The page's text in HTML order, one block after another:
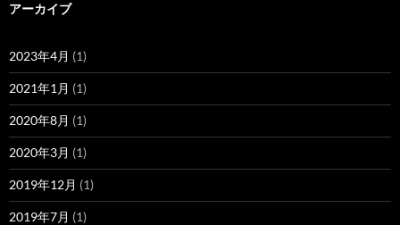
アーカイブ
2023年4月 (1)
2021年1月 (1)
2020年8月 (1)
2020年3月 (1)
2019年12月 (1)
2019年7月 (1)